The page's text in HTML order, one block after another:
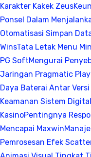
Karakter Kakek Zeus
Ponsel Dalam
Otomatisasi Simpan
WinsTata Letak Menu
PG SoftMengurai
Jaringan Pragmatic Play
Daya Baterai Antar
Keamanan Sistem
KasinoPentingnya
Mencapai Maxwin
Pemrosesan Efek